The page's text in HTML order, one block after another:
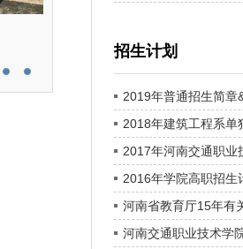
招生计划
2019年普通招生简章
2018年建筑工程系单
2017年河南交通职业
2016年学院高职招生
河南省教育厅15年有
河南交通职业技术学